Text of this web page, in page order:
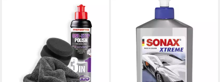
Sonax Xtreme Brillant Wax 1
Hybrid NPT 500ml
Autopolitur
(40,58 €/ 1 l)
lieferbar - in 3-4 Werktagen bei dir